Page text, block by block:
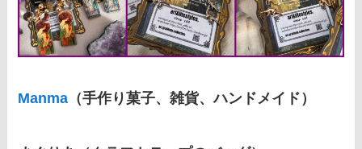
Manma （手作り菓子、雑貨、ハンドメイド）